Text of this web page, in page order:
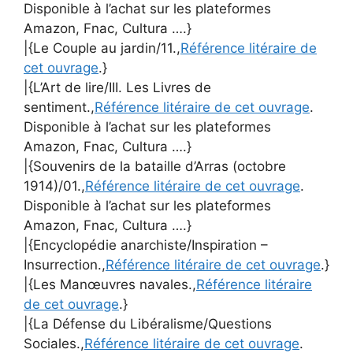
Disponible à l’achat sur les plateformes
Amazon, Fnac, Cultura ….}
|{Le Couple au jardin/11.,Référence litéraire de
cet ouvrage.}
|{L’Art de lire/III. Les Livres de
sentiment.,Référence litéraire de cet ouvrage.
Disponible à l’achat sur les plateformes
Amazon, Fnac, Cultura ….}
|{Souvenirs de la bataille d’Arras (octobre
1914)/01.,Référence litéraire de cet ouvrage.
Disponible à l’achat sur les plateformes
Amazon, Fnac, Cultura ….}
|{Encyclopédie anarchiste/Inspiration –
Insurrection.,Référence litéraire de cet ouvrage.}
|{Les Manœuvres navales.,Référence litéraire
de cet ouvrage.}
|{La Défense du Libéralisme/Questions
Sociales.,Référence litéraire de cet ouvrage.